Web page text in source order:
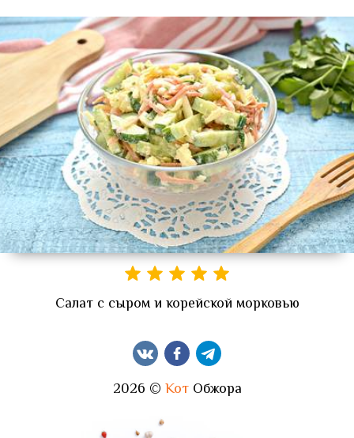
Салат с сыром и корейской морковью
2026 © КотОбжора